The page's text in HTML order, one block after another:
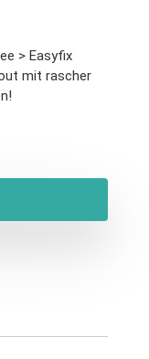
> Easyfix
mit rascher